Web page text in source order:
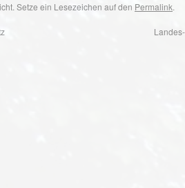
Setze ein Lesezeichen auf den Permalink.